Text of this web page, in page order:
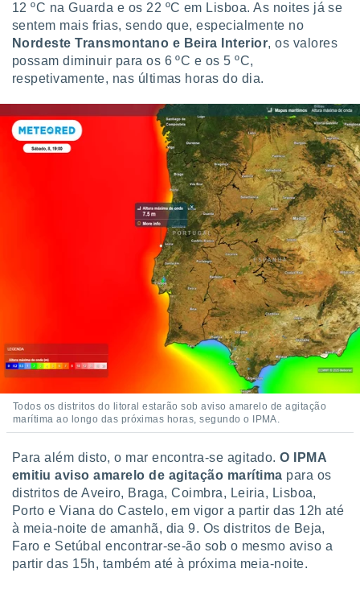
para
não
cookies
o
nós e
únicos
como a
este sitio
IP e
de
possam
12 ºC na Guarda e os 22 ºC em Lisboa. As noites já se
sentem mais frias, sendo que, especialmente no
Nordeste Transmontano e Beira Interior, os valores
possam diminuir para os 6 ºC e os 5 ºC,
respetivamente, nas últimas horas do dia.
Todos os distritos do litoral estarão sob aviso amarelo de agitação
marítima ao longo das próximas horas, segundo o IPMA.
Para além disto, o mar encontra-se agitado.O IPMA
emitiu aviso amarelo de agitação marítima para os
distritos de Aveiro, Braga, Coimbra, Leiria, Lisboa,
Porto e Viana do Castelo, em vigor a partir das 12h até
à meia-noite de amanhã, dia 9. Os distritos de Beja,
Faro e Setúbal encontrar-se-ão sob o mesmo aviso a
partir das 15h, também até à próxima meia-noite.